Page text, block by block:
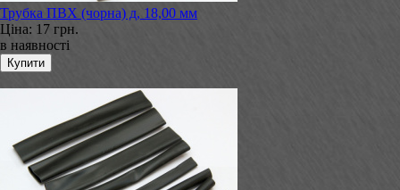
Трубка ПВХ (чорна) д, 18,00 мм
Ціна: 17 грн.
в наявності